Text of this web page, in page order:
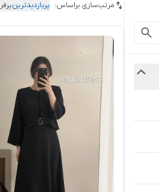
مرتب‌سازی براساس: پربازدیدترین